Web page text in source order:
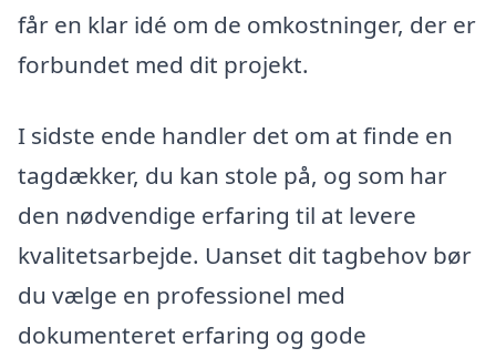
får en klar idé om de omkostninger, der er
forbundet med dit projekt.
I sidste ende handler det om at finde en
tagdækker, du kan stole på, og som har
den nødvendige erfaring til at levere
kvalitetsarbejde. Uanset dit tagbehov bør
du vælge en professionel med
dokumenteret erfaring og gode